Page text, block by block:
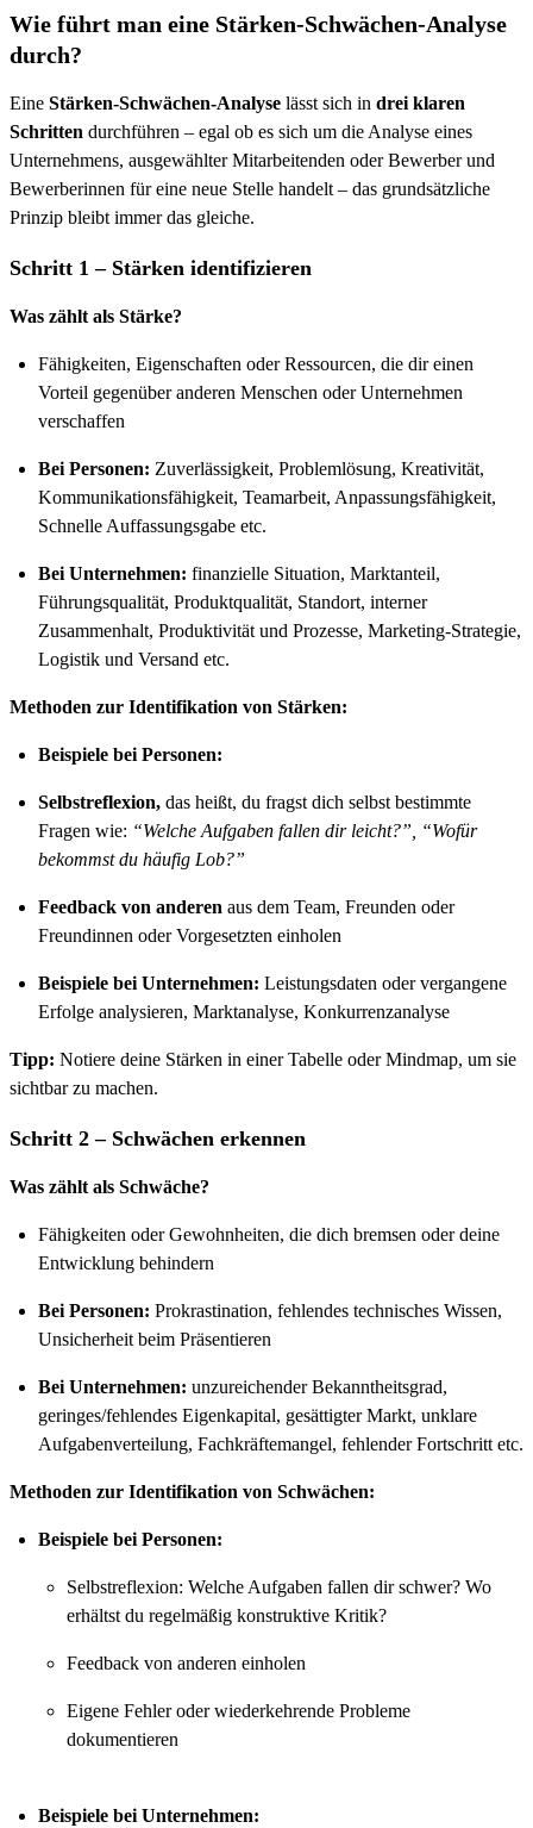
Wie führt man eine Stärken-Schwächen-Analyse
durch?
Eine Stärken-Schwächen-Analyse lässt sich in drei klaren
Schritten durchführen – egal ob es sich um die Analyse eines
Unternehmens, ausgewählter Mitarbeitenden oder Bewerber und
Bewerberinnen für eine neue Stelle handelt – das grundsätzliche
Prinzip bleibt immer das gleiche.
Schritt 1 – Stärken identifizieren
Was zählt als Stärke?
Fähigkeiten, Eigenschaften oder Ressourcen, die dir einen
Vorteil gegenüber anderen Menschen oder Unternehmen
verschaffen
Bei Personen: Zuverlässigkeit, Problemlösung, Kreativität,
Kommunikationsfähigkeit, Teamarbeit, Anpassungsfähigkeit,
Schnelle Auffassungsgabe etc.
Bei Unternehmen: finanzielle Situation, Marktanteil,
Führungsqualität, Produktqualität, Standort, interner
Zusammenhalt, Produktivität und Prozesse, Marketing-Strategie,
Logistik und Versand etc.
Methoden zur Identifikation von Stärken:
Beispiele bei Personen:
Selbstreflexion, das heißt, du fragst dich selbst bestimmte
Fragen wie: “Welche Aufgaben fallen dir leicht?”, “Wofür
bekommst du häufig Lob?”
Feedback von anderen aus dem Team, Freunden oder
Freundinnen oder Vorgesetzten einholen
Beispiele bei Unternehmen: Leistungsdaten oder vergangene
Erfolge analysieren, Marktanalyse, Konkurrenzanalyse
Tipp: Notiere deine Stärken in einer Tabelle oder Mindmap, um sie
sichtbar zu machen.
Schritt 2 – Schwächen erkennen
Was zählt als Schwäche?
Fähigkeiten oder Gewohnheiten, die dich bremsen oder deine
Entwicklung behindern
Bei Personen: Prokrastination, fehlendes technisches Wissen,
Unsicherheit beim Präsentieren
Bei Unternehmen: unzureichender Bekanntheitsgrad,
geringes/fehlendes Eigenkapital, gesättigter Markt, unklare
Aufgabenverteilung, Fachkräftemangel, fehlender Fortschritt etc.
Methoden zur Identifikation von Schwächen:
Beispiele bei Personen:
Selbstreflexion: Welche Aufgaben fallen dir schwer? Wo
erhältst du regelmäßig konstruktive Kritik?
Feedback von anderen einholen
Eigene Fehler oder wiederkehrende Probleme
dokumentieren
Beispiele bei Unternehmen: